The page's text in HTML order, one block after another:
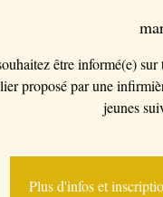
être informé(e)
proposé par une
jeunes
Plus d'infos et